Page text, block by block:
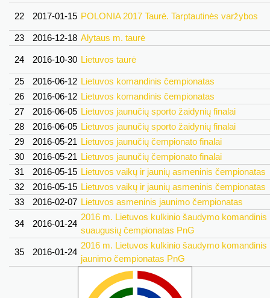
22 2017-01-15 POLONIA 2017 Taurė. Tarptautinės varžybos
23 2016-12-18 Alytaus m. taurė
24 2016-10-30 Lietuvos taurė
25 2016-06-12 Lietuvos komandinis čempionatas
26
2016-06-12 Lietuvos komandinis čempionatas
27
2016-06-05 Lietuvos jaunučių sporto žaidynių finalai
28
2016-06-05 Lietuvos jaunučių sporto žaidynių finalai
29
2016-05-21 Lietuvos jaunučių čempionato finalai
30
2016-05-21 Lietuvos jaunučių čempionato finalai
31
2016-05-15 Lietuvos vaikų ir jaunių asmeninis čempionatas
32
2016-05-15 Lietuvos vaikų ir jaunių asmeninis čempionatas
33
2016-02-07 Lietuvos asmeninis jaunimo čempionatas
34 2016-01-24
2016 m. Lietuvos kulkinio šaudymo komandinis
suaugusių čempionatas PnG
35 2016-01-24
2016 m. Lietuvos kulkinio šaudymo komandinis
jaunimo čempionatas PnG